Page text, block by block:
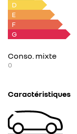
D
E
F
G
Conso. mixte
0
Caractéristiques